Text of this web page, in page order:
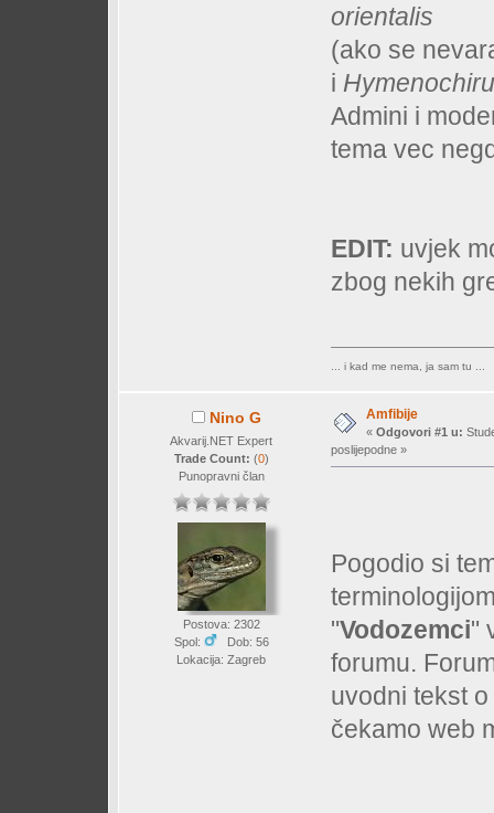
orientalis
(ako se
i
Admini i
tema vec
EDIT: uvjek
zbog nekih
... i kad me nema, ja sam tu ...
Nino G
Akvarij.NET Expert
Trade Count: (0)
Punopravni član
Postova: 2302
Spol:
Dob: 56
Lokacija: Zagreb
Amfibije
« Odgovori #1 u:
poslijepodne »
Pogodio si
"Vodozemci"
forumu.
uvodni tekst
čekamo web